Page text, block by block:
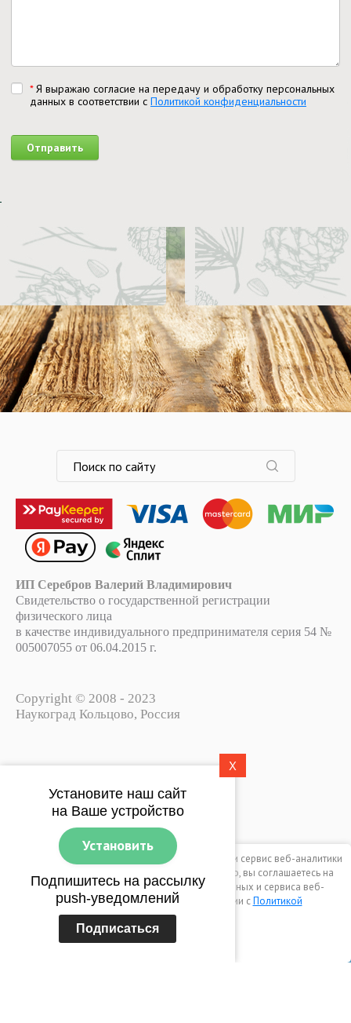
*Я выражаю согласие на передачу и обработку персональных
данных в соответствии с Политикой конфиденциальности
Отправить
ИП Серебров Валерий Владимирович
Свидетельство о государственной регистрации
физического лица
в качестве индивидуального предпринимателя серия 54 №
005007055 от 06.04.2015 г.
Copyright © 2008 - 2023
Наукоград Кольцово, Россия
Пользовательское соглашение
Мегагрупп.ру
Этот сайт использует файлы cookie, метаданные и сервис веб-аналитики
Яндекс.Метрика. Продолжая просматривать его, вы соглашаетесь на
использование нами файлов cookie, метаданных и сервиса веб-
аналитики Яндекс.Метрика в соответствии сПолитикой
конфиденциальности
Продолжить
X
Установите наш сайт
на Ваше устройство
Установить
Подпишитесь на рассылку
push-уведомлений
Подписаться